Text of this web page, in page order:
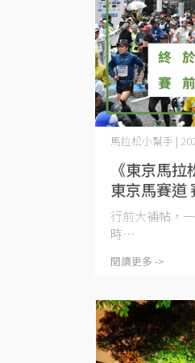
《東京馬
東京馬賽道
馬拉松小幫手 |
行前大補帖，
時⋯
閱讀更多 ->